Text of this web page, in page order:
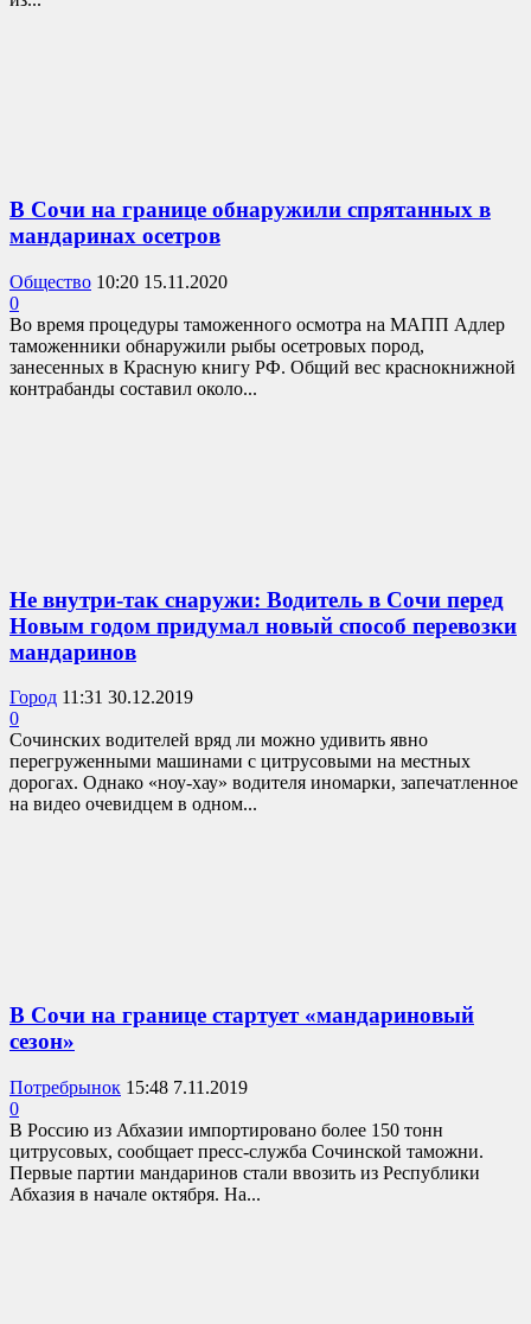
В Сочи на границе обнаружили спрятанных в
мандаринах осетров
Общество 10:20 15.11.2020
0
Во время процедуры таможенного осмотра на МАПП Адлер
таможенники обнаружили рыбы осетровых пород,
занесенных в Красную книгу РФ. Общий вес краснокнижной
контрабанды составил около...
Не внутри-так снаружи: Водитель в Сочи перед
Новым годом придумал новый способ перевозки
мандаринов
Город 11:31 30.12.2019
0
Cочинских водителей вряд ли можно удивить явно
перегруженными машинами с цитрусовыми на местных
дорогах. Однако «ноу-хау» водителя иномарки, запечатленное
на видео очевидцем в одном...
В Сочи на границе стартует «мандариновый
сезон»
Потребрынок 15:48 7.11.2019
0
В Россию из Абхазии импортировано более 150 тонн
цитрусовых, сообщает пресс-служба Сочинской таможни.
Первые партии мандаринов стали ввозить из Республики
Абхазия в начале октября. На...